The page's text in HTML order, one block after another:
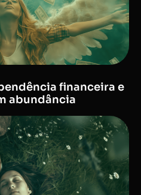
financeira e
abundância